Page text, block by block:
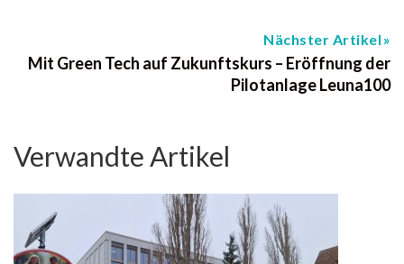
Nächster Artikel
Mit Green Tech auf Zukunftskurs – Eröffnung der
Pilotanlage Leuna100
Verwandte Artikel